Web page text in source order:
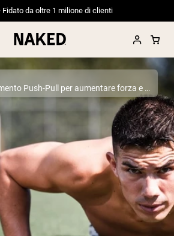
Fidato da oltre 1 milione di clienti
Programma di allenamento Push-Pull per aumentare forza e massa muscolare